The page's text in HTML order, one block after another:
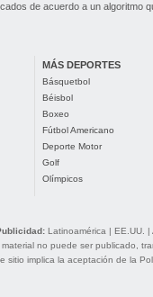
de acuerdo a un algoritmo
MÁS DEPORTES
Básquetbol
Béisbol
Boxeo
Fútbol Americano
Deporte Motor
Golf
Olímpicos
Latinoamérica | EE.UU. |
no puede ser publicado,
sitio implica la aceptación de la